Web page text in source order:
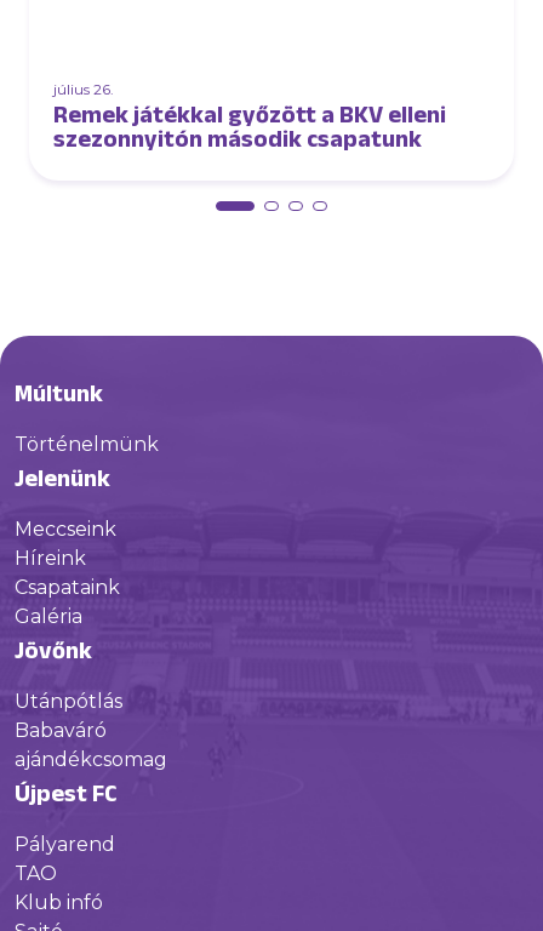
július 26.
Remek játékkal győzött a BKV elleni
szezonnyitón második csapatunk
Múltunk
Történelmünk
Jelenünk
Meccseink
Híreink
Csapataink
Galéria
Jövőnk
Utánpótlás
Babaváró
ajándékcsomag
Újpest FC
Pályarend
TAO
Klub infó